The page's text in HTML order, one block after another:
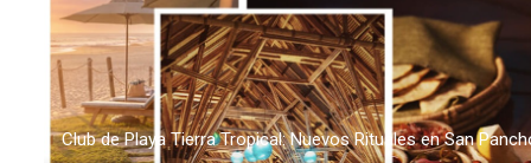
Club de Playa Tierra Tropical: Nuevos Rituales en San